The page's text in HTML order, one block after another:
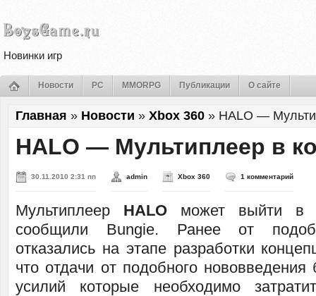
Новинки игр
Новости PC MMORPG Публикации О сайте
Главная » Новости » Xbox 360 » HALO —
HALO — Мультиплеер в
30.11.2010 2:31 пп admin Xbox 360 1 комментарий
Мультиплеер HALO может выйти в
сообщили Bungie. Ранее от
отказались на этапе разработки
что отдачи от подобного
усилий которые необходимо